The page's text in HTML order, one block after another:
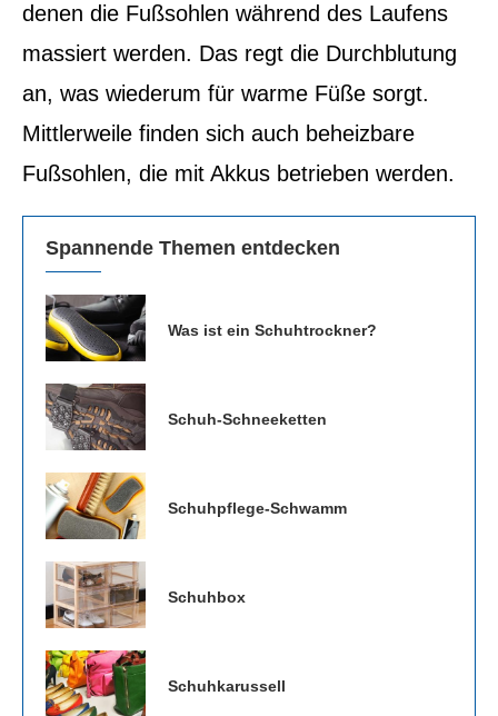
denen die Fußsohlen während des Laufens
massiert werden. Das regt die Durchblutung
an, was wiederum für warme Füße sorgt.
Mittlerweile finden sich auch beheizbare
Fußsohlen, die mit Akkus betrieben werden.
Spannende Themen entdecken
Was ist ein Schuhtrockner?
Schuh-Schneeketten
Schuhpflege-Schwamm
Schuhbox
Schuhkarussell